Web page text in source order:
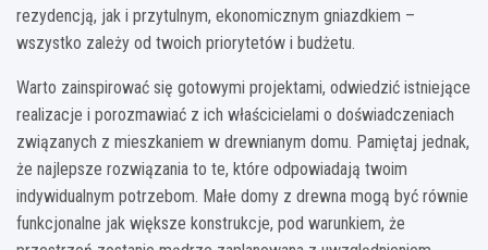
rezydencją, jak i przytulnym, ekonomicznym gniazdkiem –
wszystko zależy od twoich priorytetów i budżetu.
Warto zainspirować się gotowymi projektami, odwiedzić istniejące
realizacje i porozmawiać z ich właścicielami o doświadczeniach
związanych z mieszkaniem w drewnianym domu. Pamiętaj jednak,
że najlepsze rozwiązania to te, które odpowiadają twoim
indywidualnym potrzebom. Małe domy z drewna mogą być równie
funkcjonalne jak większe konstrukcje, pod warunkiem, że